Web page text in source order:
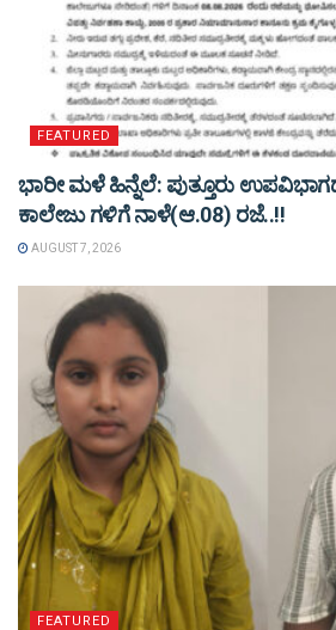
FEATURED
ಭಾರೀ ಮಳೆ ಹಿನ್ನೆಲೆ: ಪುತ್ತೂರು
ಕಾಲೇಜು ಗಳಿಗೆ ನಾಳೆ(ಆ.08) ರಜೆ..!!
AUGUST 7, 2026
FEATURED